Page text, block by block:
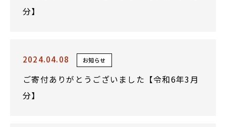
分】
2024.04.08 お知らせ
ご寄付ありがとうございました【令和6年3月
分】